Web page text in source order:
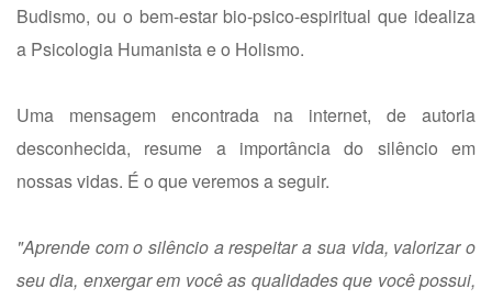
Budismo, ou o bem-estar bio-psico-espiritual que idealiza
a Psicologia Humanista e o Holismo.
Uma mensagem encontrada na internet, de autoria
desconhecida, resume a importância do silêncio em
nossas vidas. É o que veremos a seguir.
"Aprende com o silêncio a respeitar a sua vida, valorizar o
seu dia, enxergar em você as qualidades que você possui,